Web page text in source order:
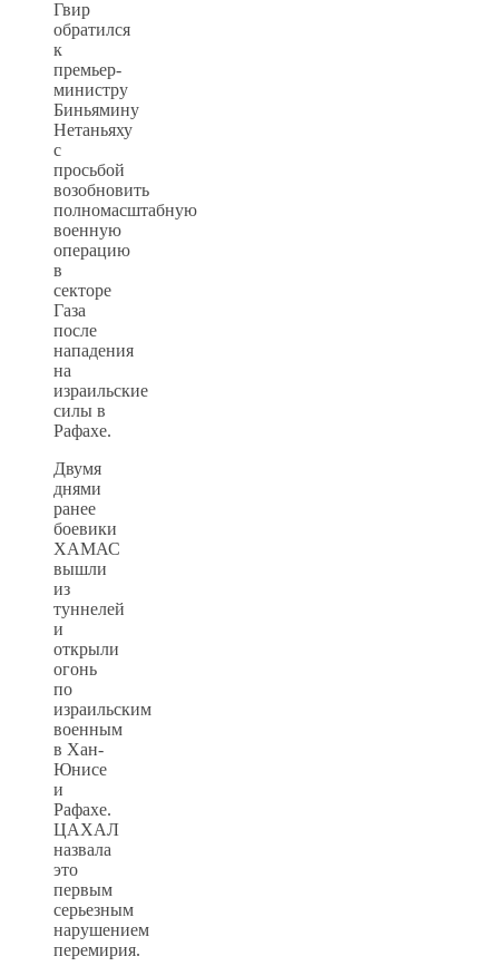
Гвир
обратился
к
премьер-
министру
Биньямину
Нетаньяху
с
просьбой
возобновить
полномасштабную
военную
операцию
в
секторе
Газа
после
нападения
на
израильские
силы в
Рафахе.
Двумя
днями
ранее
боевики
ХАМАС
вышли
из
туннелей
и
открыли
огонь
по
израильским
военным
в Хан-
Юнисе
и
Рафахе.
ЦАХАЛ
назвала
это
первым
серьезным
нарушением
перемирия.